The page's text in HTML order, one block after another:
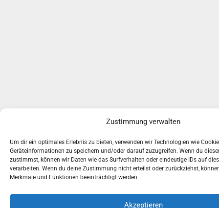
Zustimmung verwalten
Um dir ein optimales Erlebnis zu bieten, verwenden wir Technologien wie
Geräteinformationen zu speichern und/oder darauf zuzugreifen. Wenn du
zustimmst, können wir Daten wie das Surfverhalten oder eindeutige IDs auf
verarbeiten. Wenn du deine Zustimmung nicht erteilst oder zurückziehst,
Merkmale und Funktionen beeinträchtigt werden.
Akzeptieren